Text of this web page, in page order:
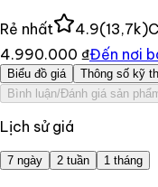
Rẻ nhất 4.9(13,7k)
4.990.000 ₫Đến nơi
Biểu đồ giá Thông số kỹ
Bình luận/Đánh giá sản
Lịch sử giá
7 ngày 2 tuần 1 tháng